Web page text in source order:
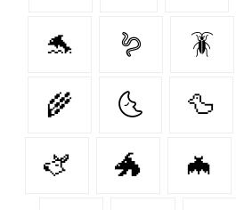
🐬 🪱 🪳
🌾 🌜 🦆
🫏 🐲 🦇